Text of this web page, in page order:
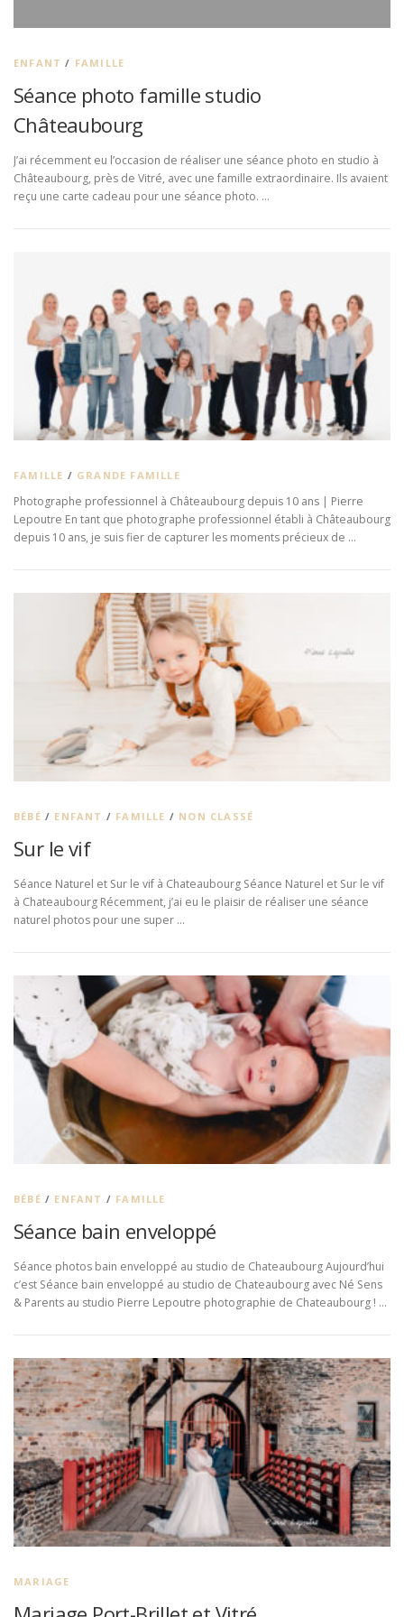
ENFANT / FAMILLE
Séance photo famille studio
Châteaubourg
J’ai récemment eu l’occasion de réaliser une séance photo en studio à
Châteaubourg, près de Vitré, avec une famille extraordinaire. Ils avaient
reçu une carte cadeau pour une séance photo. …
FAMILLE / GRANDE FAMILLE
Photographe professionnel à Châteaubourg depuis 10 ans | Pierre
Lepoutre En tant que photographe professionnel établi à Châteaubourg
depuis 10 ans, je suis fier de capturer les moments précieux de …
BÉBÉ / ENFANT / FAMILLE / NON CLASSÉ
Sur le vif
Séance Naturel et Sur le vif à Chateaubourg Séance Naturel et Sur le vif
à Chateaubourg Récemment, j’ai eu le plaisir de réaliser une séance
naturel photos pour une super …
BÉBÉ / ENFANT / FAMILLE
Séance bain enveloppé
Séance photos bain enveloppé au studio de Chateaubourg Aujourd’hui
c’est Séance bain enveloppé au studio de Chateaubourg avec Né Sens
& Parents au studio Pierre Lepoutre photographie de Chateaubourg ! …
MARIAGE